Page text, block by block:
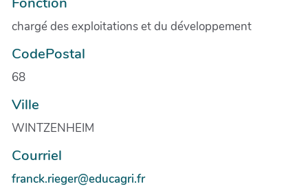
chargé des exploitations et du développement
CodePostal
68
Ville
WINTZENHEIM
Courriel
franck.rieger@educagri.fr